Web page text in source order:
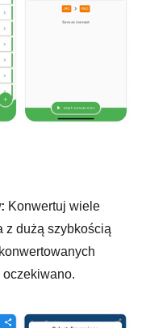
Konwertuj wiele
z dużą szybkością